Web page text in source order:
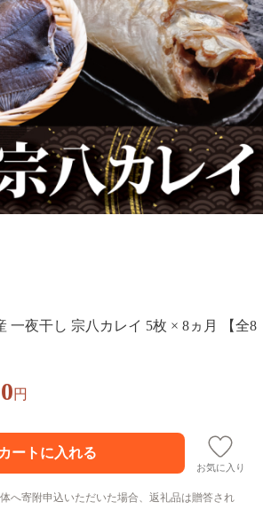
一夜干し 宗八カレイ 5枚 × 8ヵ月 【全8
円
お気に入り
へ寄附申込いただいた場合、返礼品は贈答され